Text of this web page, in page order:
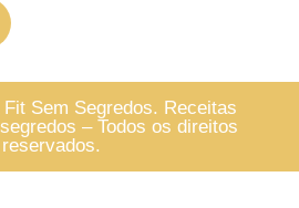
Sem Segredos. Receitas
– Todos os direitos
reservados.